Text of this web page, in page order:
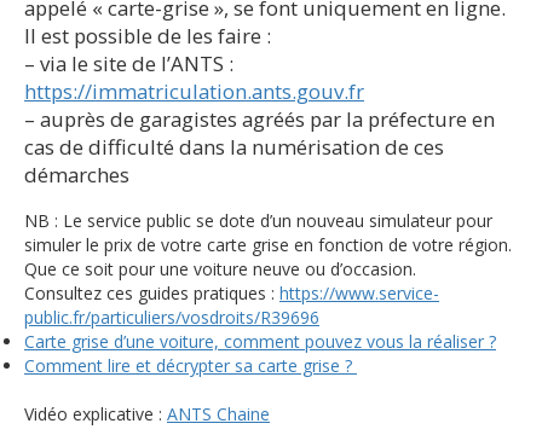
appelé « carte-grise », se font uniquement en ligne.
Il est possible de les faire :
– via le site de l’ANTS :
https://immatriculation.ants.gouv.fr
– auprès de garagistes agréés par la préfecture en
cas de difficulté dans la numérisation de ces
démarches
NB : Le service public se dote d’un nouveau simulateur pour
simuler le prix de votre carte grise en fonction de votre région.
Que ce soit pour une voiture neuve ou d’occasion.
Consultez ces guides pratiques : https://www.service-
public.fr/particuliers/vosdroits/R39696
Carte grise d’une voiture, comment pouvez vous la réaliser ?
Comment lire et décrypter sa carte grise ?
Vidéo explicative : ANTS Chaine